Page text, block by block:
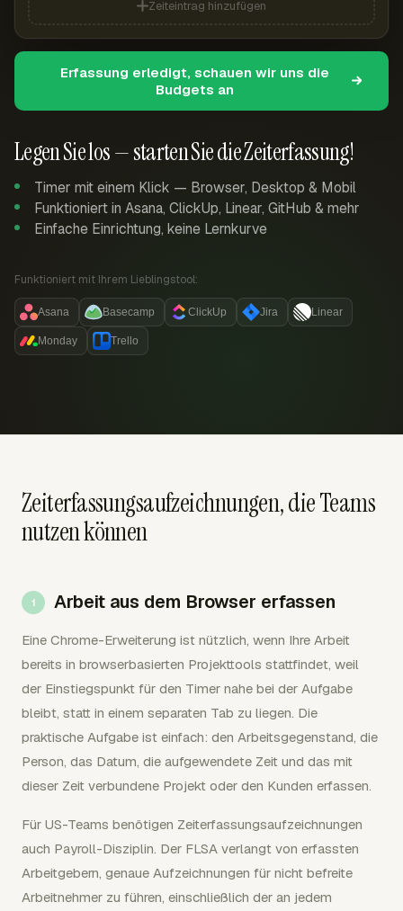
Legen Sie los — starten Sie die Zeiterfassung!
Timer mit einem Klick — Browser, Desktop & Mobil
Funktioniert in Asana, ClickUp, Linear, GitHub & mehr
Einfache Einrichtung, keine Lernkurve
Funktioniert mit Ihrem Lieblingstool:
Asana Basecamp ClickUp Jira Linear
Monday Trello
Zeiteintrag hinzufügen
Erfassung erledigt, schauen wir uns die
Budgets an
Zeiterfassungsaufzeichnungen, die Teams
nutzen können
Arbeit aus dem Browser erfassen
Eine Chrome-Erweiterung ist nützlich, wenn Ihre Arbeit
bereits in browserbasierten Projekttools stattfindet, weil
der Einstiegspunkt für den Timer nahe bei der Aufgabe
bleibt, statt in einem separaten Tab zu liegen. Die
praktische Aufgabe ist einfach: den Arbeitsgegenstand, die
Person, das Datum, die aufgewendete Zeit und das mit
dieser Zeit verbundene Projekt oder den Kunden erfassen.
Für US-Teams benötigen Zeiterfassungsaufzeichnungen
auch Payroll-Disziplin. Der FLSA verlangt von erfassten
Arbeitgebern, genaue Aufzeichnungen für nicht befreite
Arbeitnehmer zu führen, einschließlich der an jedem